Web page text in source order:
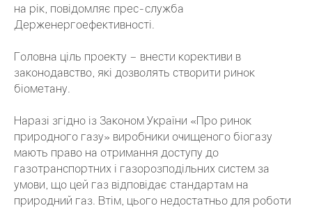
на рік, повідомляє прес-служба
Держенергоефективності.
Головна ціль проекту – внести корективи в
законодавство, які дозволять створити ринок
біометану.
Наразі згідно із Законом України «Про ринок
природного газу» виробники очищеного біогазу
мають право на отримання доступу до
газотранспортних і газорозподільних систем за
умови, що цей газ відповідає стандартам на
природний газ. Втім, цього недостатньо для роботи